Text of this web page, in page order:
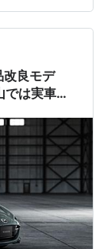
良モデ
は実車展